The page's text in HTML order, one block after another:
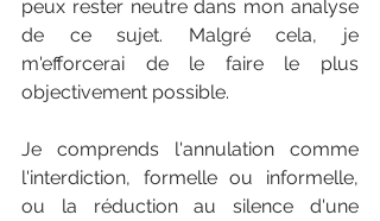
peux rester neutre dans mon analyse
de ce sujet. Malgré cela, je
m'efforcerai de le faire le plus
objectivement possible.
Je comprends l'annulation comme
l'interdiction, formelle ou informelle,
ou la réduction au silence d'une